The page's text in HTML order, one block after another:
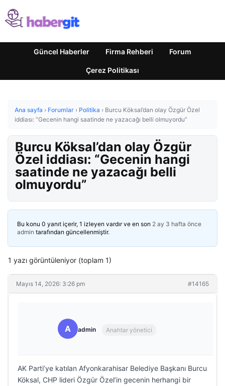
Güncel Haberler Firma Rehberi Forum
Çerez Politikası
Ana sayfa › Forumlar › Politika › Burcu Köksal’dan olay Özgür Özel
iddiası: “Gecenin hangi saatinde ne yazacağı belli olmuyordu”
Burcu Köksal’dan olay Özgür
Özel iddiası: “Gecenin hangi
saatinde ne yazacağı belli
olmuyordu”
Bu konu 0 yanıt içerir, 1 izleyen vardır ve en son 2 ay 3 hafta önce
admin tarafından güncellenmiştir.
1 yazı görüntüleniyor (toplam 1)
Mayıs 14, 2026: 3:26 pm #14165
A admin Anahtar yönetici
AK Parti’ye katılan Afyonkarahisar Belediye Başkanı Burcu
Köksal, CHP lideri Özgür Özel’in gecenin herhangi bir